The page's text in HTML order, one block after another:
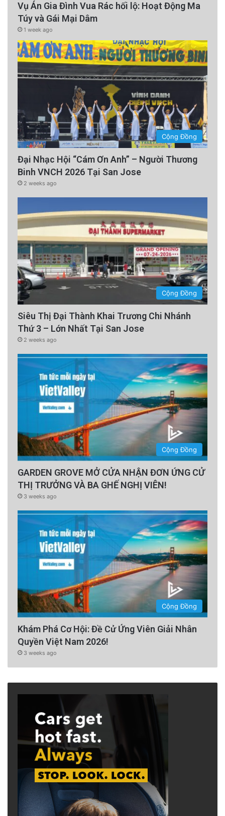
Vụ Án Gia Đình Vua Rác hối lộ: Hoạt Động Ma
Túy và Gái Mại Dâm
1 week ago
Cộng Đồng
Đại Nhạc Hội “Cám Ơn Anh” – Người Thương
Binh VNCH 2026 Tại San Jose
2 weeks ago
Cộng Đồng
Siêu Thị Đại Thành Khai Trương Chi Nhánh
Thứ 3 – Lớn Nhất Tại San Jose
2 weeks ago
Cộng Đồng
GARDEN GROVE MỞ CỬA NHẬN ĐƠN ỨNG CỬ
THỊ TRƯỞNG VÀ BA GHẾ NGHỊ VIÊN!
3 weeks ago
Cộng Đồng
Khám Phá Cơ Hội: Đề Cử Ứng Viên Giải Nhân
Quyền Việt Nam 2026!
3 weeks ago